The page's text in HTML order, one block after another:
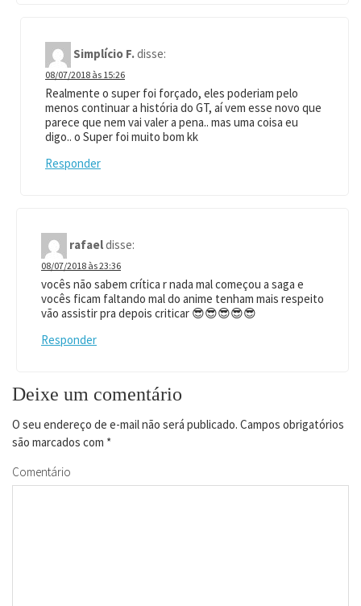
Simplício F.disse:
08/07/2018 às 15:26
Realmente o super foi forçado, eles poderiam pelo
menos continuar a história do GT, aí vem esse novo que
parece que nem vai valer a pena.. mas uma coisa eu
digo.. o Super foi muito bom kk
Responder
rafaeldisse:
08/07/2018 às 23:36
vocês não sabem crítica r nada mal começou a saga e
vocês ficam faltando mal do anime tenham mais respeito
vão assistir pra depois criticar 😎😎😎😎😎
Responder
Deixe um comentário
O seu endereço de e-mail não será publicado. Campos obrigatórios
são marcados com *
Comentário